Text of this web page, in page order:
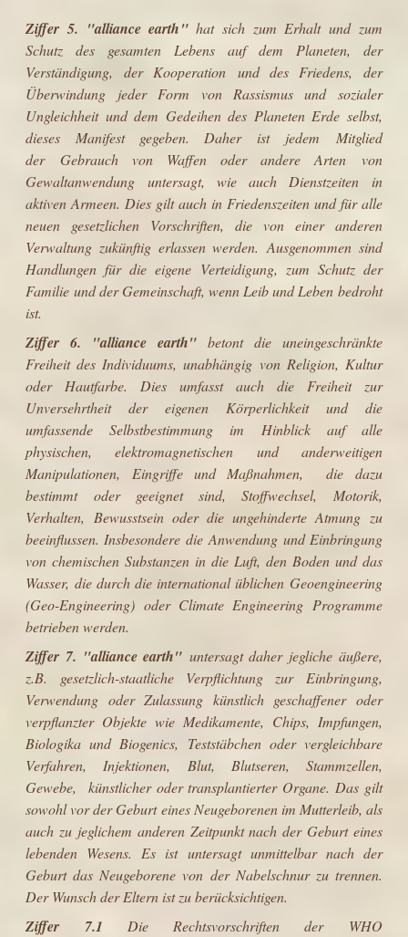
Ziffer 5. "alliance earth"hat sich zum Erhalt und zum
Schutz des gesamten Lebens auf dem Planeten, der
Verständigung, der Kooperation und des Friedens, der
Überwindung jeder Form von Rassismus und sozialer
Ungleichheit und dem Gedeihen des Planeten Erde selbst,
dieses Manifest gegeben. Daher ist jedem Mitglied
der Gebrauch von Waffen oder andere Arten von
Gewaltanwendung untersagt, wie auch Dienstzeiten in
aktiven Armeen. Dies gilt auch in Friedenszeiten und für alle
neuen gesetzlichen Vorschriften, die von einer anderen
Verwaltung zukünftig erlassen werden. Ausgenommen sind
Handlungen für die eigene Verteidigung, zum Schutz der
Familie und der Gemeinschaft, wenn Leib und Leben bedroht
ist.
Ziffer 6. "alliance earth"betont die uneingeschränkte
Freiheit des Individuums, unabhängig von Religion, Kultur
oder Hautfarbe. Dies umfasst auch die Freiheit zur
Unversehrtheit der eigenen Körperlichkeit und die
umfassende Selbstbestimmung im Hinblick auf alle
physischen, elektromagnetischen und anderweitigen
Manipulationen, Eingriffe und Maßnahmen, die dazu
bestimmt oder geeignet sind, Stoffwechsel, Motorik,
Verhalten, Bewusstsein oder die ungehinderte Atmung zu
beeinflussen. Insbesondere die Anwendung und Einbringung
von chemischen Substanzen in die Luft, den Boden und das
Wasser, die durch die international üblichen Geoengineering
(Geo-Engineering) oder Climate Engineering Programme
betrieben werden.
Ziffer 7. "alliance earth" untersagt daher jegliche äußere,
z.B. gesetzlich-staatliche Verpflichtung zur Einbringung,
Verwendung oder Zulassung künstlich geschaffener oder
verpflanzter Objekte wie Medikamente, Chips, Impfungen,
Biologika und Biogenics, Teststäbchen oder vergleichbare
Verfahren, Injektionen, Blut, Blutseren, Stammzellen,
Gewebe, künstlicher oder transplantierter Organe. Das gilt
sowohl vor der Geburt eines Neugeborenen im Mutterleib, als
auch zu jeglichem anderen Zeitpunkt nach der Geburt eines
lebenden Wesens. Es ist untersagt unmittelbar nach der
Geburt das Neugeborene von der Nabelschnur zu trennen.
Der Wunsch der Eltern ist zu berücksichtigen.
Ziffer 7.1 Die Rechtsvorschriften der WHO